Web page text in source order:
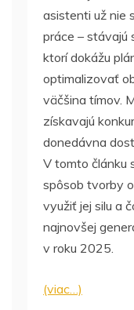
asistenti už nie
práce – stávajú
ktorí dokážu
optimalizovať
väčšina tímov.
získavajú
donedávna
V tomto článku
spôsob tvorby
využiť jej silu a
najnovšej
v roku 2025.
(viac…)